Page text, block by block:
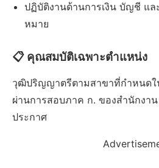
ปฏิบัติงานด้านการเงิน บัญชี แ
หมาย
📋 คุณสมบัติเฉพาะตำแหน่ง
วุฒิปริญญาตรีตามสาขาที่กำหนดใ
ผ่านการสอบภาค ก. ของสำนักงา
ประกาศ